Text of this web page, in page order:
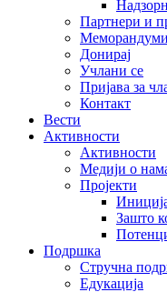
Партнери и
Донирај
Учлани се
Пријава за
Контакт
Вести
Активности
Активности
Медији о
Пројекти
Зашто
Подршка
Стручна
Едукација